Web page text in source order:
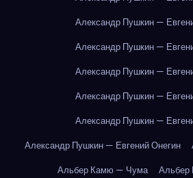
Александр Пушкин —
Александр Пушкин —
Александр Пушкин —
Александр Пушкин —
Александр Пушкин —
Александр Пушкин — Евгений Онегин
Альбер Камю — Чума